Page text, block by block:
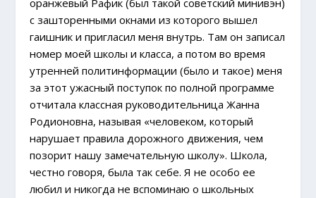
оранжевый Рафик (был такой советский минивэн)
с зашторенными окнами из которого вышел
гаишник и пригласил меня внутрь. Там он записал
номер моей школы и класса, а потом во время
утренней политинформации (было и такое) меня
за этот ужасный поступок по полной программе
отчитала классная руководительница Жанна
Родионовна, называя «человеком, который
нарушает правила дорожного движения, чем
позорит нашу замечательную школу». Школа,
честно говоря, была так себе. Я не особо ее
любил и никогда не вспоминаю о школьных